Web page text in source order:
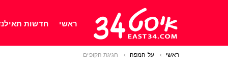
ראשי חדשות
You are here:
ראשי על המפה חגיגת הקופים